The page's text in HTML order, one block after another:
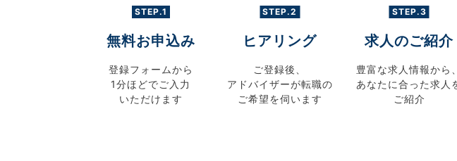
STEP.1
無料お申込み
登録フォームから
1分ほどでご入力
いただけます
STEP.2
ヒアリング
ご登録後、
アドバイザーが転職の
ご希望を伺います
STEP.3
求人のご紹介
豊富な求人情報から、
あなたに合った求人
ご紹介